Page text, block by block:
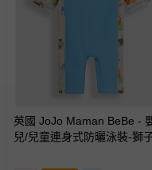
退貨，您可至『查詢
並點選『我要退貨』
至媽咪愛
LINE@客服
與服務，謝謝。
針對滿件折/滿額贈…
留商品未達活動門檻
回。
英國 JoJo Maman BeBe -
兒/兒童連身式防曬泳裝-獅